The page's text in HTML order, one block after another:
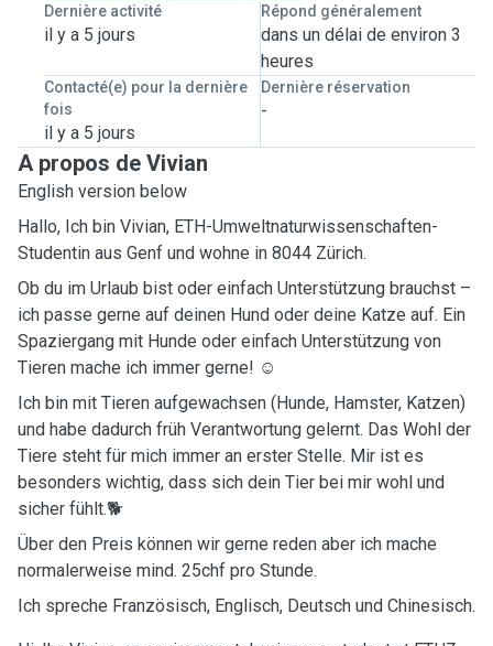
Dernière activité
il y a 5 jours
Répond généralement
dans un délai de environ 3
heures
Contacté(e) pour la dernière
fois
il y a 5 jours
Dernière réservation
-
A propos de Vivian
English version below
Hallo, Ich bin Vivian, ETH-Umweltnaturwissenschaften-
Studentin aus Genf und wohne in 8044 Zürich.
Ob du im Urlaub bist oder einfach Unterstützung brauchst –
ich passe gerne auf deinen Hund oder deine Katze auf. Ein
Spaziergang mit Hunde oder einfach Unterstützung von
Tieren mache ich immer gerne! ☺️
Ich bin mit Tieren aufgewachsen (Hunde, Hamster, Katzen)
und habe dadurch früh Verantwortung gelernt. Das Wohl der
Tiere steht für mich immer an erster Stelle. Mir ist es
besonders wichtig, dass sich dein Tier bei mir wohl und
sicher fühlt.🐕
Über den Preis können wir gerne reden aber ich mache
normalerweise mind. 25chf pro Stunde.
Ich spreche Französisch, Englisch, Deutsch und Chinesisch.